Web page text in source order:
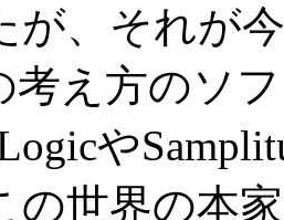
が、それが
え方のソ
や
の世界の本